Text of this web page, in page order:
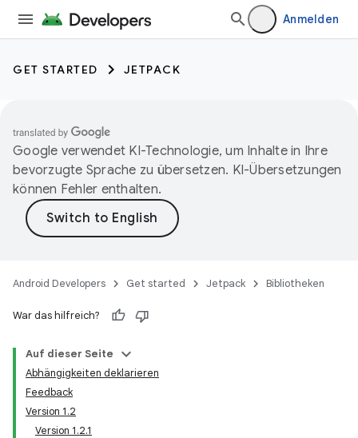
Anmelden
GET STARTED JETPACK
Google verwendet KI-Technologie, um Inhalte in Ihre
bevorzugte Sprache zu übersetzen. KI-Übersetzungen
können Fehler enthalten.
Android Developers Get started Jetpack Bibliotheken
War das hilfreich?
Auf dieser Seite
Abhängigkeiten deklarieren
Feedback
Version 1.2
Version 1.2.1